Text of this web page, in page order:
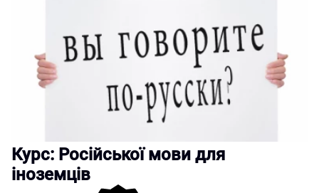
Курс: Російської мови для
іноземців